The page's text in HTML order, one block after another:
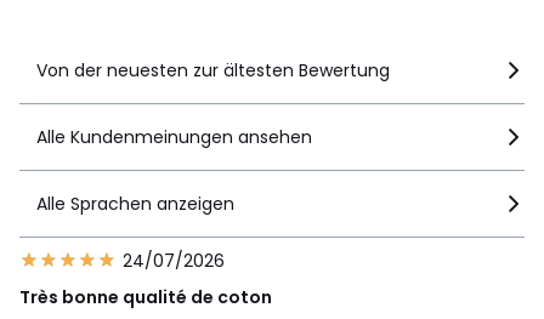
Von der neuesten zur ältesten Bewertung
Alle Kundenmeinungen ansehen
Alle Sprachen anzeigen
24/07/2026
Très bonne qualité de coton